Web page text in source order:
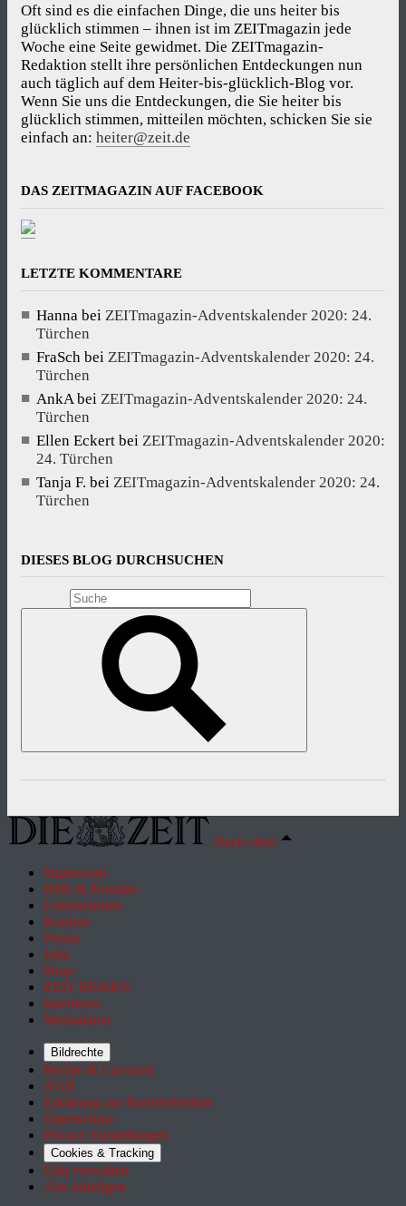
Oft sind es die einfachen Dinge, die uns heiter bis
glücklich stimmen – ihnen ist im ZEITmagazin jede
Woche eine Seite gewidmet. Die ZEITmagazin-
Redaktion stellt ihre persönlichen Entdeckungen nun
auch täglich auf dem Heiter-bis-glücklich-Blog vor.
Wenn Sie uns die Entdeckungen, die Sie heiter bis
glücklich stimmen, mitteilen möchten, schicken Sie sie
einfach an: heiter@zeit.de
DAS ZEITMAGAZIN AUF FACEBOOK
LETZTE KOMMENTARE
Hanna bei ZEITmagazin-Adventskalender 2020: 24.
Türchen
FraSch bei ZEITmagazin-Adventskalender 2020: 24.
Türchen
AnkA bei ZEITmagazin-Adventskalender 2020: 24.
Türchen
Ellen Eckert bei ZEITmagazin-Adventskalender 2020:
24. Türchen
Tanja F. bei ZEITmagazin-Adventskalender 2020: 24.
Türchen
DIESES BLOG DURCHSUCHEN
Nach oben
Impressum
Hilfe & Kontakt
Unternehmen
Karriere
Presse
Jobs
Shop
ZEIT REISEN
Inserieren
Mediadaten
Bildrechte
Rechte & Lizenzen
AGB
Erklärung zur Barrierefreiheit
Datenschutz
Privacy Einstellungen
Cookies & Tracking
Utiq verwalten
Abo kündigen